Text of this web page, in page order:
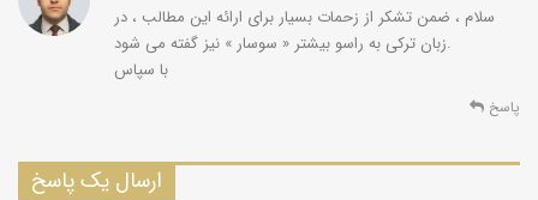
سلام ، ضمن تشکر از زحمات بسیار برای ارائه این مطالب ، در
زبان ترکی به راسو بیشتر « سوسار » نیز گفته می شود.
با سپاس
پاسخ
ارسال یک پاسخ